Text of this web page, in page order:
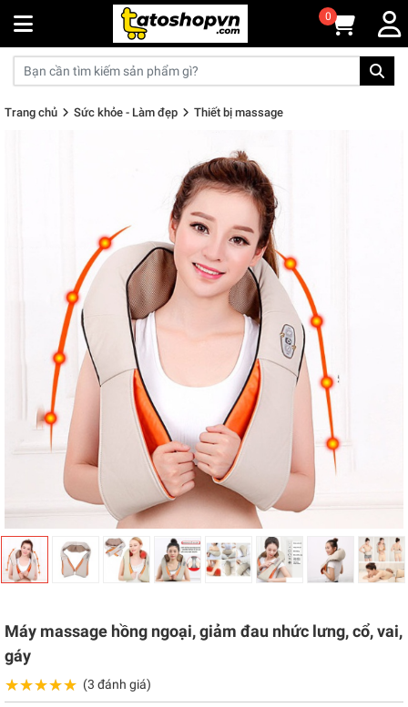
0
Trang chủ Sức khỏe - Làm đẹp Thiết bị massage
Máy massage hồng ngoại, giảm đau nhức lưng, cổ, vai,
gáy
★★★★★
★★★★★ (3 đánh giá)